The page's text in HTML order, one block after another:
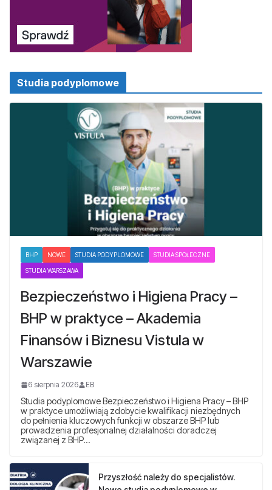
Studia podyplomowe
BHP NOWE STUDIA PODYPLOMOWE STUDIA SPOŁECZNE
STUDIA WARSZAWA
Bezpieczeństwo i Higiena Pracy –
BHP w praktyce – Akademia
Finansów i Biznesu Vistula w
Warszawie
6 sierpnia 2026 EB
Studia podyplomowe Bezpieczeństwo i Higiena Pracy – BHP
w praktyce umożliwiają zdobycie kwalifikacji niezbędnych
do pełnienia kluczowych funkcji w obszarze BHP lub
prowadzenia profesjonalnej działalności doradczej
związanej z BHP…
Przyszłość należy do specjalistów.